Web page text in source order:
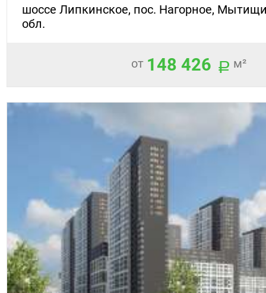
шоссе Липкинское, пос. Нагорное,
обл.
от 148 426 м²